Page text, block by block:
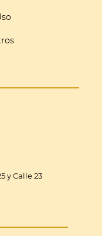
y Calle 23